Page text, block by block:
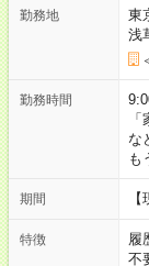
勤務地
東
浅
勤務時間
な
も
期間
特徴
履
不